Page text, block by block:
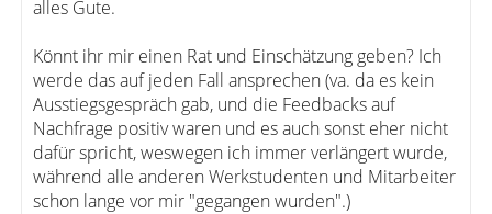
alles Gute.
Könnt ihr mir einen Rat und Einschätzung geben? Ich
werde das auf jeden Fall ansprechen (va. da es kein
Ausstiegsgespräch gab, und die Feedbacks auf
Nachfrage positiv waren und es auch sonst eher nicht
dafür spricht, weswegen ich immer verlängert wurde,
während alle anderen Werkstudenten und Mitarbeiter
schon lange vor mir "gegangen wurden".)